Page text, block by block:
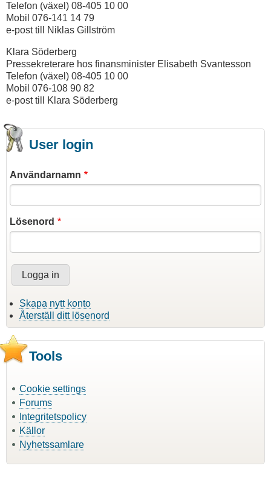
Telefon (växel) 08-405 10 00
Mobil 076-141 14 79
e-post till Niklas Gillström
Klara Söderberg
Pressekreterare hos finansminister Elisabeth Svantesson
Telefon (växel) 08-405 10 00
Mobil 076-108 90 82
e-post till Klara Söderberg
User login
Användarnamn
Lösenord
Skapa nytt konto
Återställ ditt lösenord
Tools
Cookie settings
Forums
Integritetspolicy
Källor
Nyhetssamlare